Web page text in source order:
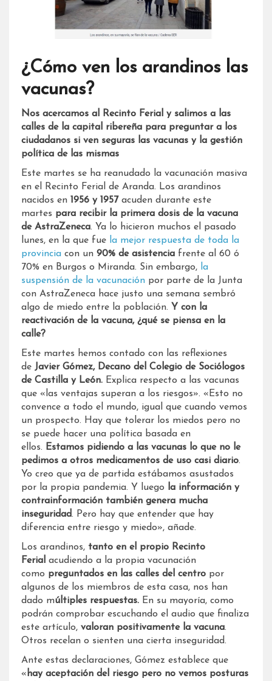
¿Cómo ven los arandinos las
vacunas?
Nos acercamos al Recinto Ferial y salimos a las
calles de la capital ribereña para preguntar a los
ciudadanos si ven seguras las vacunas y la gestión
política de las mismas
Este martes se ha reanudado la vacunación masiva
en el Recinto Ferial de Aranda. Los arandinos
nacidos en 1956 y 1957 acuden durante este
martes para recibir la primera dosis de la vacuna
de AstraZeneca. Ya lo hicieron muchos el pasado
lunes, en la que fue la mejor respuesta de toda la
provincia con un 90% de asistencia frente al 60 ó
70% en Burgos o Miranda. Sin embargo, la
suspensión de la vacunación por parte de la Junta
con AstraZeneca hace justo una semana sembró
algo de miedo entre la población. Y con la
reactivación de la vacuna, ¿qué se piensa en la
calle?
Este martes hemos contado con las reflexiones
de Javier Gómez, Decano del Colegio de Sociólogos
de Castilla y León. Explica respecto a las vacunas
que «las ventajas superan a los riesgos». «Esto no
convence a todo el mundo, igual que cuando vemos
un prospecto. Hay que tolerar los miedos pero no
se puede hacer una política basada en
ellos. Estamos pidiendo a las vacunas lo que no le
pedimos a otros medicamentos de uso casi diario.
Yo creo que ya de partida estábamos asustados
por la propia pandemia. Y luego
la información y
contrainformación también genera mucha
inseguridad. Pero hay que entender que hay
diferencia entre riesgo y miedo», añade.
Los arandinos, tanto en el propio Recinto
Ferial acudiendo a la propia vacunación
como preguntados en las calles del centro por
algunos de los miembros de esta casa, nos han
dado múltiples respuestas. En su mayoría, como
podrán comprobar escuchando el audio que finaliza
este artículo, valoran positivamente la vacuna.
Otros recelan o sienten una cierta inseguridad.
Ante estas declaraciones, Gómez establece que
« hay aceptación del riesgo pero no vemos posturas